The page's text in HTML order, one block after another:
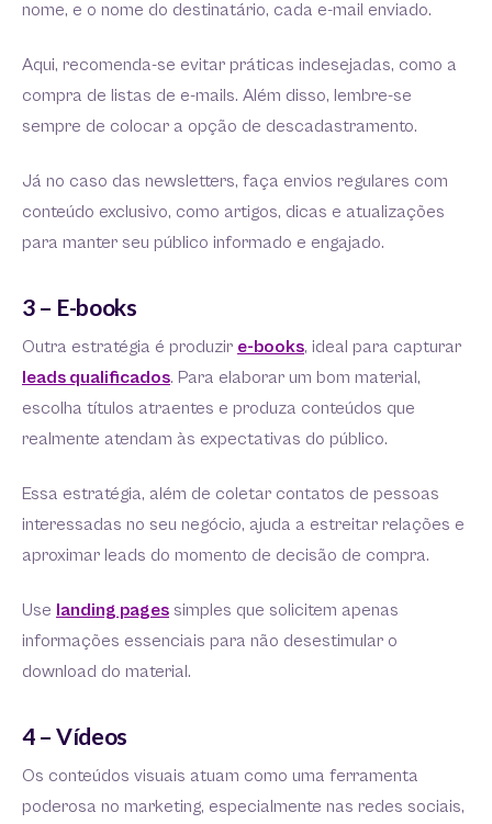
nome, e o nome do destinatário, cada e-mail enviado.
Aqui, recomenda-se evitar práticas indesejadas, como a
compra de listas de e-mails. Além disso, lembre-se
sempre de colocar a opção de descadastramento.
Já no caso das newsletters, faça envios regulares com
conteúdo exclusivo, como artigos, dicas e atualizações
para manter seu público informado e engajado.
3 – E-books
Outra estratégia é produzir e-books, ideal para capturar
leads qualificados. Para elaborar um bom material,
escolha títulos atraentes e produza conteúdos que
realmente atendam às expectativas do público.
Essa estratégia, além de coletar contatos de pessoas
interessadas no seu negócio, ajuda a estreitar relações e
aproximar leads do momento de decisão de compra.
Use landing pages simples que solicitem apenas
informações essenciais para não desestimular o
download do material.
4 – Vídeos
Os conteúdos visuais atuam como uma ferramenta
poderosa no marketing, especialmente nas redes sociais,